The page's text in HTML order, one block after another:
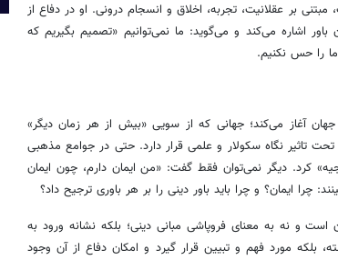
بر عقلانیت، تجربه، اخلاق و انسجام درونی. او در دفاع از
اشاره می‌کند و می‌گوید: ما نمی‌توانیم «تصمیم بگیریم که
را حس نکنیم.
آغاز می‌کند؛ جهانی که از سویی «بیش از هر زمان دیگر»
تاثیر نگاه سکولار و علمی قرار دارد. حتی در جوامع مذهبی
کرد. دیگر نمی‌توان فقط گفت: «من ایمان دارم، چون ایمان
ایمان؟ و چرا باید باور دینی را بر هر باوری ترجیح داد؟
است و نه به معنای فروپاشی مبانی دینی؛ بلکه نشانه ورود به
بلکه مورد فهم و تبیین قرار گیرد و امکان دفاع از آن وجود